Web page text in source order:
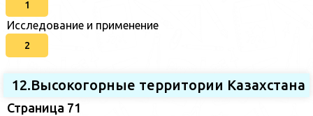
1
Исследование и применение
2
12.Высокогорные территории Казахстана
Страница 71